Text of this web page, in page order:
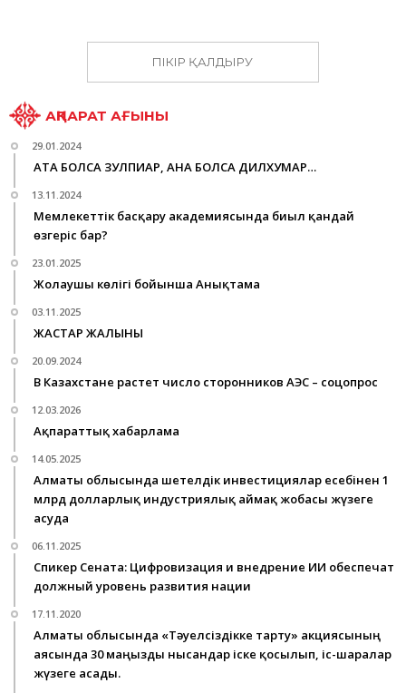
ПІКІР ҚАЛДЫРУ
АҚПАРАТ АҒЫНЫ
29.01.2024
АТА БОЛСА ЗУЛПИҚАР, АНА БОЛСА ДИЛХУМАР…
13.11.2024
Мемлекеттік басқару академиясында биыл қандай
өзгеріс бар?
23.01.2025
Жолаушы көлігі бойынша Анықтама
03.11.2025
ЖАСТАР ЖАЛЫНЫ
20.09.2024
В Казахстане растет число сторонников АЭС – соцопрос
12.03.2026
Ақпараттық хабарлама
14.05.2025
Алматы облысында шетелдік инвестициялар есебінен 1
млрд долларлық индустриялық аймақ жобасы жүзеге
асуда
06.11.2025
Спикер Сената: Цифровизация и внедрение ИИ обеспечат
должный уровень развития нации
17.11.2020
Алматы облысында «Тәуелсіздікке тарту» акциясының
аясында 30 маңызды нысандар іске қосылып, іс-шаралар
жүзеге асады.